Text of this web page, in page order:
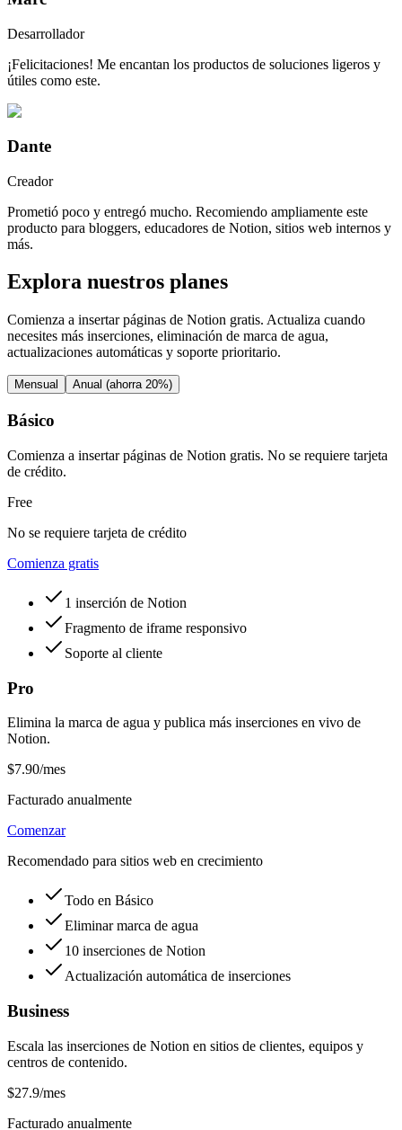
Desarrollador
¡Felicitaciones! Me encantan los productos de soluciones ligeros y
útiles como este.
Dante
Creador
Prometió poco y entregó mucho. Recomiendo ampliamente este
producto para bloggers, educadores de Notion, sitios web internos y
más.
Explora nuestros planes
Comienza a insertar páginas de Notion gratis. Actualiza cuando
necesites más inserciones, eliminación de marca de agua,
actualizaciones automáticas y soporte prioritario.
Mensual Anual (ahorra 20%)
Básico
Comienza a insertar páginas de Notion gratis. No se requiere tarjeta
de crédito.
Free
No se requiere tarjeta de crédito
Comienza gratis
1 inserción de Notion
Fragmento de iframe responsivo
Soporte al cliente
Pro
Elimina la marca de agua y publica más inserciones en vivo de
Notion.
$7.90/mes
Facturado anualmente
Comenzar
Recomendado para sitios web en crecimiento
Todo en Básico
Eliminar marca de agua
10 inserciones de Notion
Actualización automática de inserciones
Business
Escala las inserciones de Notion en sitios de clientes, equipos y
centros de contenido.
$27.9/mes
Facturado anualmente